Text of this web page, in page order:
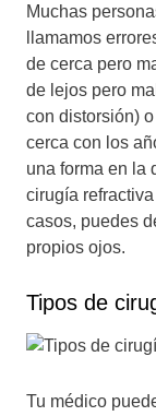
Muchas
llamamos
de cerca pero
de lejos pero
con distorsión)
cerca con los
una forma en la
cirugía
casos, puedes
propios ojos.
Tipos de
Tu médico